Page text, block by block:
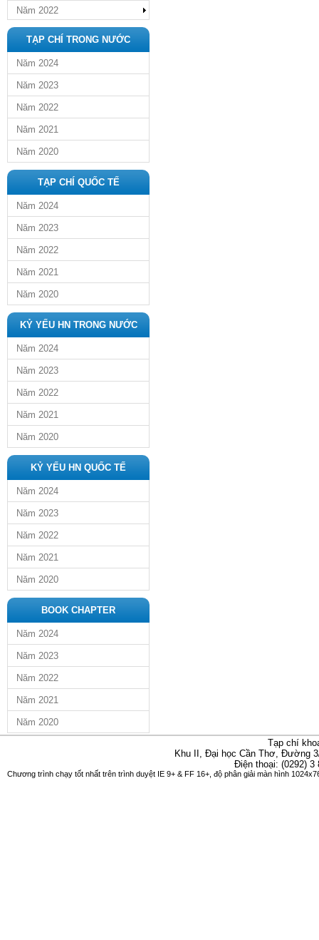
Năm 2022
TẠP CHÍ TRONG NƯỚC
Năm 2024
Năm 2023
Năm 2022
Năm 2021
Năm 2020
TẠP CHÍ QUỐC TẾ
Năm 2024
Năm 2023
Năm 2022
Năm 2021
Năm 2020
KỶ YẾU HN TRONG NƯỚC
Năm 2024
Năm 2023
Năm 2022
Năm 2021
Năm 2020
KỶ YẾU HN QUỐC TẾ
Năm 2024
Năm 2023
Năm 2022
Năm 2021
Năm 2020
BOOK CHAPTER
Năm 2024
Năm 2023
Năm 2022
Năm 2021
Năm 2020
Tạp chí
Khu II, Đại học Cần Thơ, Đường
Điện thoại: (0292)
Chương trình chạy tốt nhất trên trình duyệt IE 9+ & FF 16+, độ phân giải màn hình